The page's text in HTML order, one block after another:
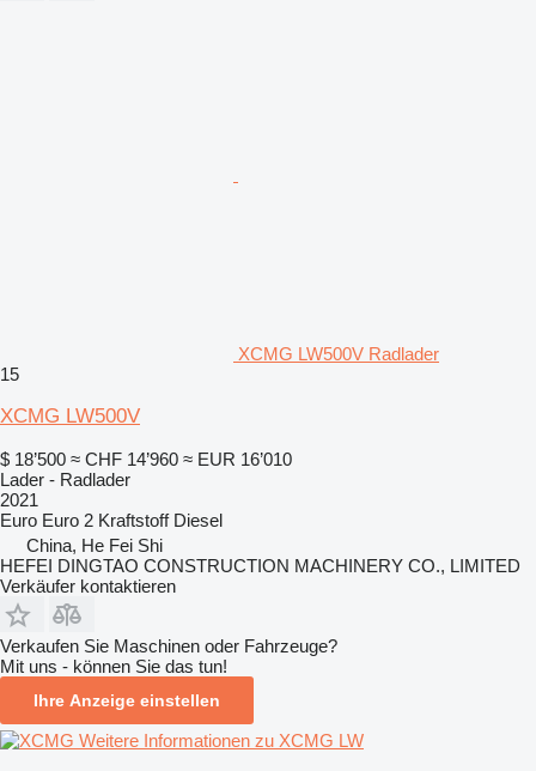
XCMG LW500V Radlader
15
XCMG LW500V
$ 18’500 ≈ CHF 14’960 ≈ EUR 16’010
Lader - Radlader
2021
Euro Euro 2 Kraftstoff Diesel
China, He Fei Shi
HEFEI DINGTAO CONSTRUCTION MACHINERY CO., LIMITED
Verkäufer kontaktieren
Verkaufen Sie Maschinen oder Fahrzeuge?
Mit uns - können Sie das tun!
Ihre Anzeige einstellen
Weitere Informationen zu XCMG LW